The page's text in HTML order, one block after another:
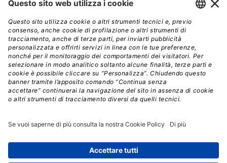
Instoremag
Esplora il gruppo
Edra Edizioni
Edizioni LSWR
LSWR Group
Mixer è un prodotto del network Edra Edizioni. Direzione, amministrazione,
redazione, pubblicità | © Copyright 2026 – Tutti i diritti riservati | Partita IVA e C.F.